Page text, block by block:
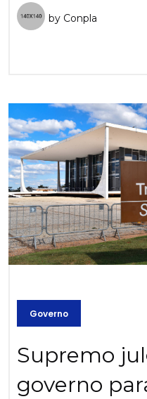
by Conpla
Governo
Supremo
governo